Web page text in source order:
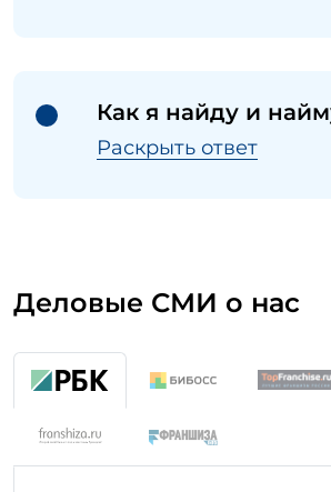
Как я найду и
Раскрыть ответ
Деловые СМИ о нас